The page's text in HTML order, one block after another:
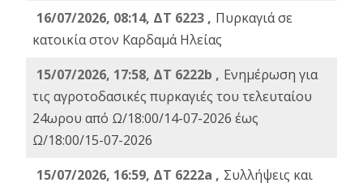
16/07/2026, 08:14, ΔΤ 6223 , Πυρκαγιά σε
κατοικία στον Καρδαμά Ηλείας
15/07/2026, 17:58, ΔΤ 6222b , Ενημέρωση για
τις αγροτοδασικές πυρκαγιές του τελευταίου
24ωρου από Ω/18:00/14-07-2026 έως
Ω/18:00/15-07-2026
15/07/2026, 16:59, ΔΤ 6222a , Συλλήψεις και